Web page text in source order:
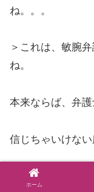
ね。。。
＞これは、敏腕
ね。
本来ならば、弁
信じちゃいけない
学校って変なとこ
ホーム